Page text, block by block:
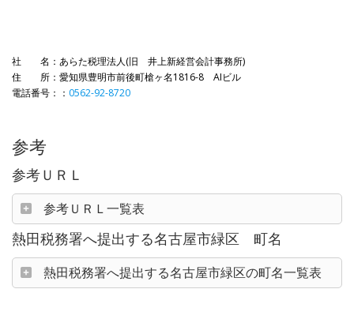
社 名：あらた税理法人(旧 井上新経営会計事務所)
住 所：愛知県豊明市前後町槍ヶ名1816-8 AIビル
電話番号：： 0562-92-8720
参考
参考ＵＲＬ
参考ＵＲＬ一覧表
熱田税務署へ提出する名古屋市緑区 町名
熱田税務署へ提出する名古屋市緑区の町名一覧表